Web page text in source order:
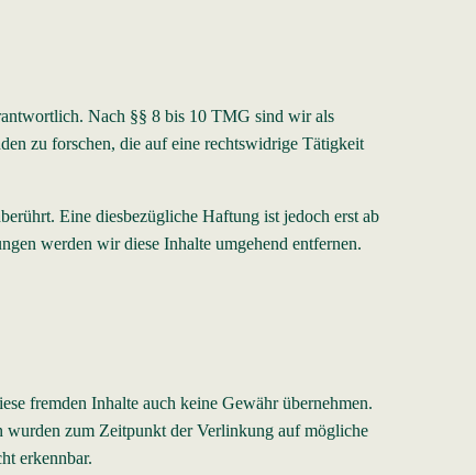
Nach §§ 8 bis 10 TMG sind wir als
zu forschen, die auf eine rechtswidrige Tätigkeit
Eine diesbezügliche Haftung ist jedoch erst ab
werden wir diese Inhalte umgehend entfernen.
fremden Inhalte auch keine Gewähr übernehmen.
wurden zum Zeitpunkt der Verlinkung auf mögliche
erkennbar.